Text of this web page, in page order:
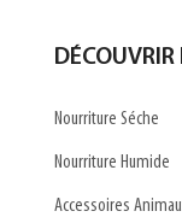
Nourriture Séche
Nourriture Humide
Accessoires